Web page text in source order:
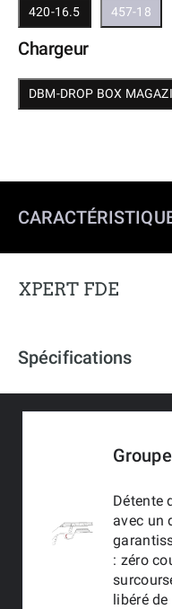
420-16.5 457-18
Chargeur
DBM-DROP BOX
XPERT FDE
Spécifications
Détente
avec un
: zéro
libéré